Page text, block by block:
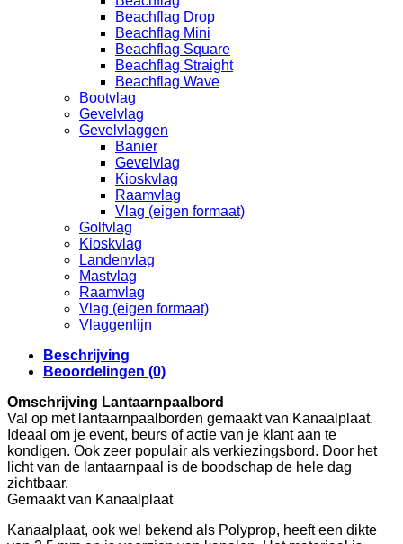
Beachflag Drop
Beachflag Mini
Beachflag Square
Beachflag Straight
Beachflag Wave
Bootvlag
Gevelvlag
Gevelvlaggen
Banier
Gevelvlag
Kioskvlag
Raamvlag
Vlag (eigen formaat)
Golfvlag
Kioskvlag
Landenvlag
Mastvlag
Raamvlag
Vlag (eigen formaat)
Vlaggenlijn
Beschrijving
Beoordelingen (0)
Omschrijving Lantaarnpaalbord
Val op met lantaarnpaalborden gemaakt van Kanaalplaat.
Ideaal om je event, beurs of actie van je klant aan te
kondigen. Ook zeer populair als verkiezingsbord. Door het
licht van de lantaarnpaal is de boodschap de hele dag
zichtbaar.
Gemaakt van Kanaalplaat
Kanaalplaat, ook wel bekend als Polyprop, heeft een dikte